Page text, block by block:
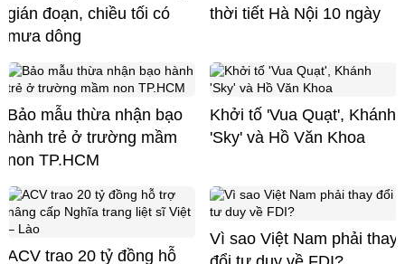
gián đoạn, chiều tối có
mưa dông
thời tiết Hà Nội 10 ngày
Bảo mẫu thừa nhận bạo
hành trẻ ở trường mầm
non TP.HCM
Khởi tố 'Vua Quạt', Khánh
'Sky' và Hồ Văn Khoa
ACV trao 20 tỷ đồng hỗ
Vì sao Việt Nam phải thay